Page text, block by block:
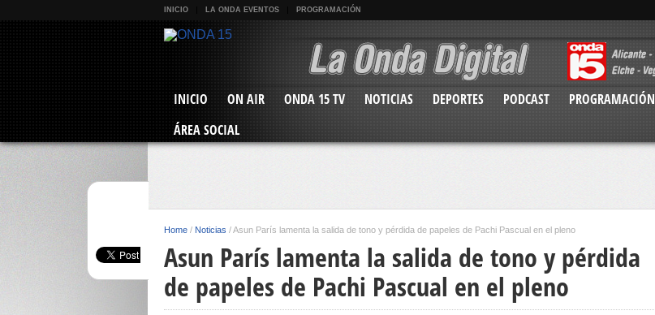
INICIO LA ONDA EVENTOS PROGRAMACIÓN
INICIO ON AIR ONDA 15 TV NOTICIAS DEPORTES PODCAST PROGRAMACIÓN
ÁREA SOCIAL
Home / Noticias /Asun París lamenta la salida de tono y pérdida de papeles de Pachi Pascual en el pleno
Asun París lamenta la salida de tono y pérdida
de papeles de Pachi Pascual en el pleno